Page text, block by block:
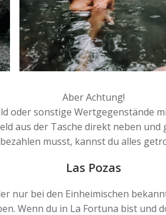
Aber Achtung!
oder sonstige Wertgegenstände
aus der Tasche direkt neben und
musst, kannst du alles
Las Pozas
nur bei den Einheimischen
Wenn du in La Fortuna bist und